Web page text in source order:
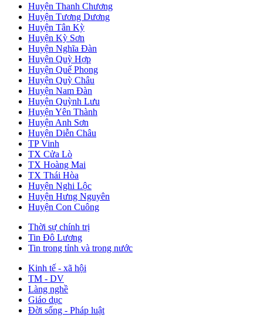
Huyện Thanh Chương
Huyện Tương Dương
Huyện Tân Kỳ
Huyện Kỳ Sơn
Huyện Nghĩa Đàn
Huyện Quỳ Hợp
Huyện Quế Phong
Huyện Quỳ Châu
Huyện Nam Đàn
Huyện Quỳnh Lưu
Huyện Yên Thành
Huyện Anh Sơn
Huyện Diễn Châu
TP Vinh
TX Cửa Lò
TX Hoàng Mai
TX Thái Hòa
Huyện Nghi Lộc
Huyện Hưng Nguyên
Huyện Con Cuông
Thời sự chính trị
Tin Đô Lương
Tin trong tỉnh và trong nước
Kinh tế - xã hội
TM - DV
Làng nghề
Giáo dục
Đời sống - Pháp luật